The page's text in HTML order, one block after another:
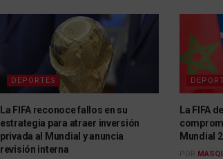
DEPORTES
La FIFA reconoce fallos en su
estrategia para atraer inversión
privada al Mundial y anuncia
revisión interna
La FIFA
Mundial
POR